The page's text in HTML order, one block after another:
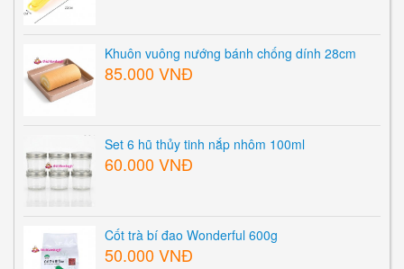
Khuôn vuông nướng bánh chống dính 28cm
85.000 VNĐ
Set 6 hũ thủy tinh nắp nhôm 100ml
60.000 VNĐ
Cốt trà bí đao Wonderful 600g
50.000 VNĐ